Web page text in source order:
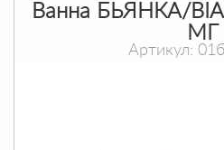
Ванна БЬЯНКА/
МГ
Артикул: